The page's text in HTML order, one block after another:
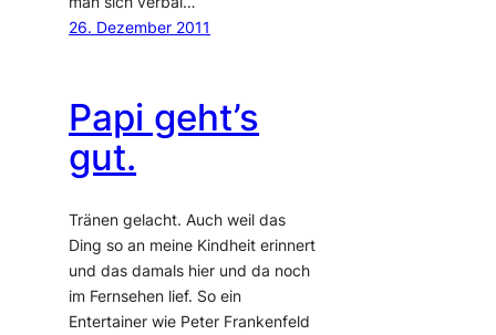
26. Dezember 2011
Papi geht’s
gut.
Tränen gelacht. Auch weil das
Ding so an meine Kindheit erinnert
und das damals hier und da noch
im Fernsehen lief. So ein
Entertainer wie Peter Frankenfeld